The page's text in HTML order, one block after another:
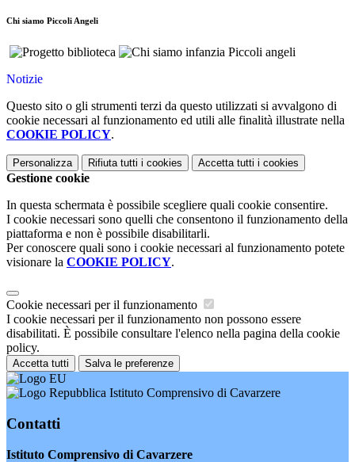
Chi siamo Piccoli Angeli
Notizie
Questo sito o gli strumenti terzi da questo utilizzati si avvalgono di
cookie necessari al funzionamento ed utili alle finalità illustrate nella
COOKIE POLICY.
Personalizza Rifiuta tutti i cookies Accetta tutti i cookies
Gestione cookie
In questa schermata è possibile scegliere quali cookie consentire.
I cookie necessari sono quelli che consentono il funzionamento della
piattaforma e non è possibile disabilitarli.
Per conoscere quali sono i cookie necessari al funzionamento potete
visionare la COOKIE POLICY.
Cookie necessari per il funzionamento
I cookie necessari per il funzionamento non possono essere
disabilitati. È possibile consultare l'elenco nella pagina della cookie
policy.
Accetta tutti Salva le preferenze
Istituto Comprensivo di Cavarzere
Contatti
Istituto Comprensivo di Cavarzere